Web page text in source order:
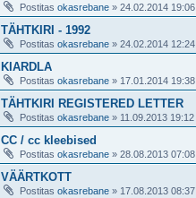
Postitas okasrebane » 24.02.2014 19:06
TÄHTKIRI - 1992
Postitas okasrebane » 24.02.2014 12:24
KIARDLA
Postitas okasrebane » 17.01.2014 19:38
TÄHTKIRI REGISTERED LETTER
Postitas okasrebane » 11.09.2013 19:12
CC / cc kleebised
Postitas okasrebane » 28.08.2013 07:08
VÄÄRTKOTT
Postitas okasrebane » 17.08.2013 08:37